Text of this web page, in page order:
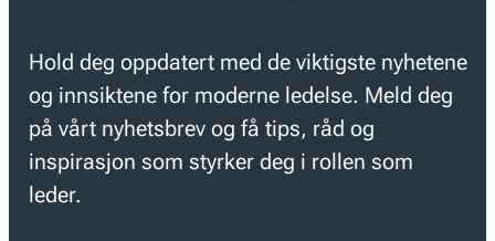
Hold deg oppdatert med de viktigste nyhetene
og innsiktene for moderne ledelse. Meld deg
på vårt nyhetsbrev og få tips, råd og
inspirasjon som styrker deg i rollen som
leder.